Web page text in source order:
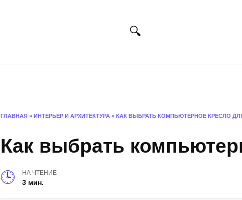
ГЛАВНАЯ » ИНТЕРЬЕР И АРХИТЕКТУРА » КАК ВЫБРАТЬ КОМПЬЮТЕРНОЕ КРЕСЛО
Как выбрать
НА ЧТЕНИЕ
3 мин.